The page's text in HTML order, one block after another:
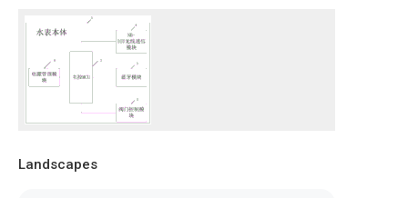
Landscapes